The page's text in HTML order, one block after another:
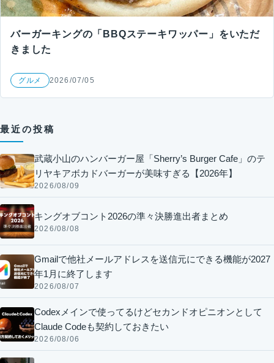
バーガーキングの「BBQステーキワッパー」をいただ
きました
グルメ 2026/07/05
最近の投稿
武蔵小山のハンバーガー屋「Sherry’s Burger Cafe」のテ
リヤキアボカドバーガーが美味すぎる【2026年】
2026/08/09
キングオブコント2026の準々決勝進出者まとめ
2026/08/08
Gmailで他社メールアドレスを送信元にできる機能が2027
年1月に終了します
2026/08/07
Codexメインで使ってるけどセカンドオピニオンとして
Claude Codeも契約しておきたい
2026/08/06